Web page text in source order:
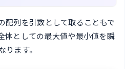
配列を引数として取ることもで
体としての最大値や最小値を瞬
ます。